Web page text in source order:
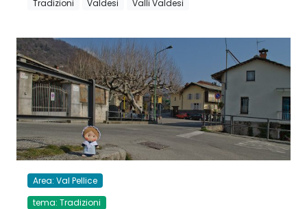
Tradizioni Valdesi Valli Valdesi
Area: Val Pellice
tema: Tradizioni